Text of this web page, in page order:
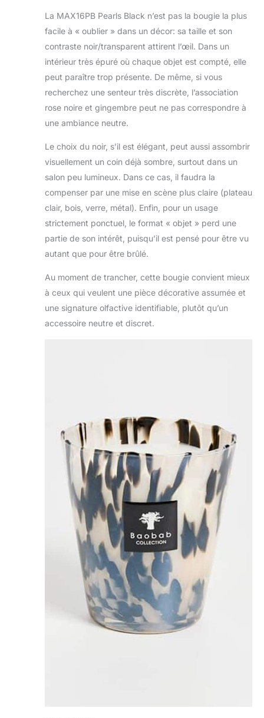
La MAX16PB Pearls Black n’est pas la bougie la plus
facile à « oublier » dans un décor: sa taille et son
contraste noir/transparent attirent l’œil. Dans un
intérieur très épuré où chaque objet est compté, elle
peut paraître trop présente. De même, si vous
recherchez une senteur très discrète, l’association
rose noire et gingembre peut ne pas correspondre à
une ambiance neutre.
Le choix du noir, s’il est élégant, peut aussi assombrir
visuellement un coin déjà sombre, surtout dans un
salon peu lumineux. Dans ce cas, il faudra la
compenser par une mise en scène plus claire (plateau
clair, bois, verre, métal). Enfin, pour un usage
strictement ponctuel, le format « objet » perd une
partie de son intérêt, puisqu’il est pensé pour être vu
autant que pour être brûlé.
Au moment de trancher, cette bougie convient mieux
à ceux qui veulent une pièce décorative assumée et
une signature olfactive identifiable, plutôt qu’un
accessoire neutre et discret.